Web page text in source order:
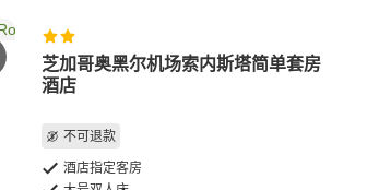
芝加哥奥黑尔机场索内斯塔简单套房
酒店
不可退款
酒店指定客房